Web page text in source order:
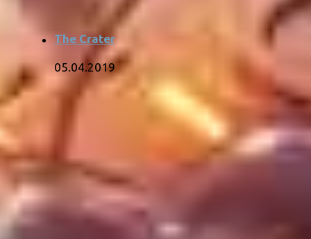
The Crater
05.04.2019